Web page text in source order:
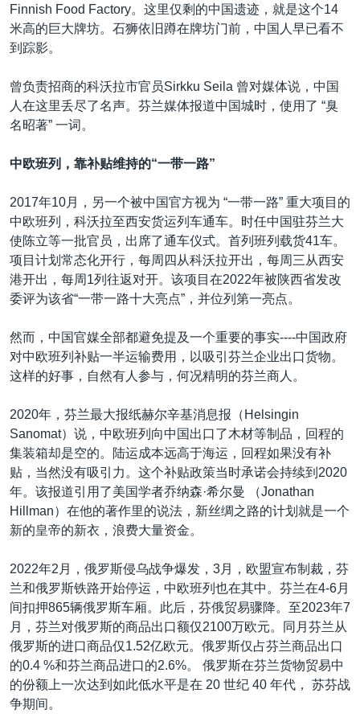
Finnish Food Factory。这里仅剩的中国遗迹，就是这个14
米高的巨大牌坊。石狮依旧蹲在牌坊门前，中国人早已看不
到踪影。
曾负责招商的科沃拉市官员Sirkku Seila 曾对媒体说，中国
人在这里丢尽了名声。芬兰媒体报道中国城时，使用了 “臭
名昭著” 一词。
中欧班列，靠补贴维持的“一带一路”
2017年10月，另一个被中国官方视为 “一带一路” 重大项目的
中欧班列，科沃拉至西安货运列车通车。时任中国驻芬兰大
使陈立等一批官员，出席了通车仪式。首列班列载货41车。
项目计划常态化开行，每周四从科沃拉开出，每周三从西安
港开出，每周1列往返对开。该项目在2022年被陕西省发改
委评为该省“一带一路十大亮点”，并位列第一亮点。
然而，中国官媒全部都避免提及一个重要的事实----中国政府
对中欧班列补贴一半运输费用，以吸引芬兰企业出口货物。
这样的好事，自然有人参与，何况精明的芬兰商人。
2020年，芬兰最大报纸赫尔辛基消息报（Helsingin
Sanomat）说，中欧班列向中国出口了木材等制品，回程的
集装箱却是空的。陆运成本远高于海运，回程如果没有补
贴，当然没有吸引力。这个补贴政策当时承诺会持续到2020
年。该报道引用了美国学者乔纳森·希尔曼 （Jonathan
Hillman）在他的著作里的说法，新丝绸之路的计划就是一个
新的皇帝的新衣，浪费大量资金。
2022年2月，俄罗斯侵乌战争爆发，3月，欧盟宣布制裁，芬
兰和俄罗斯铁路开始停运，中欧班列也在其中。芬兰在4-6月
间扣押865辆俄罗斯车厢。此后，芬俄贸易骤降。至2023年7
月，芬兰对俄罗斯的商品出口额仅2100万欧元。同月芬兰从
俄罗斯的进口商品仅1.52亿欧元。俄罗斯仅占芬兰商品出口
的0.4 %和芬兰商品进口的2.6%。 俄罗斯在芬兰货物贸易中
的份额上一次达到如此低水平是在 20 世纪 40 年代， 苏芬战
争期间。